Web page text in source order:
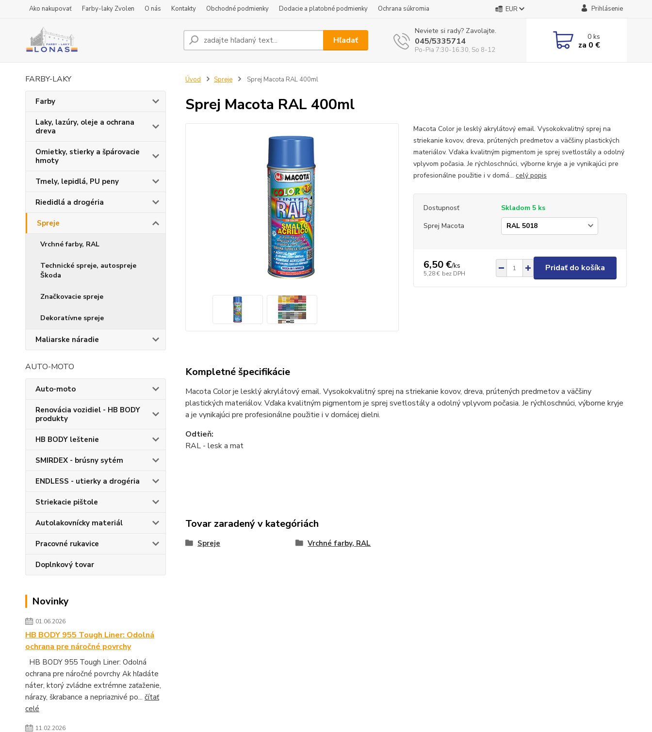
Ako nakupovať Farby-laky Zvolen O nás Kontakty Obchodné podmienky Dodacie a platobné podmienky Ochrana súkromia EUR Prihlásenie
Hľadať
Neviete si rady? Zavolajte.
045/5335714
Po-Pia 7:30-16.30, So 8-12
0ks
za 0 €
FARBY-LAKY
Farby
Laky, lazúry, oleje a ochrana
dreva
Omietky, stierky a špárovacie
hmoty
Tmely, lepidlá, PU peny
Riedidlá a drogéria
Spreje
Vrchné farby, RAL
Technické spreje, autospreje
Škoda
Značkovacie spreje
Dekoratívne spreje
Maliarske náradie
AUTO-MOTO
Auto-moto
Renovácia vozidiel - HB BODY
produkty
HB BODY leštenie
SMIRDEX - brúsny sytém
ENDLESS - utierky a drogéria
Striekacie pištole
Autolakovnícky materiál
Pracovné rukavice
Doplnkový tovar
Novinky
01.06.2026
HB BODY 955 Tough Liner: Odolná
ochrana pre náročné povrchy
HB BODY 955 Tough Liner: Odolná
ochrana pre náročné povrchy Ak hľadáte
náter, ktorý zvládne extrémne zaťaženie,
nárazy, škrabance a nepriaznivé po... čítať
celé
11.02.2026
Úvod Spreje Sprej Macota RAL 400ml
Sprej Macota RAL 400ml
Macota Color je lesklý akrylátový email. Vysokokvalitný sprej na
striekanie kovov, dreva, prútených predmetov a väčšiny plastických
materiálov. Vďaka kvalitným pigmentom je sprej svetlostály a odolný
vplyvom počasia. Je rýchloschnúci, výborne kryje a je vynikajúci pre
profesionálne použitie i v domá... celý popis
Dostupnosť
Skladom 5 ks
Sprej Macota
6,50 €/ks
5,28 € bez DPH
Pridať do košíka
Kompletné špecifikácie
Macota Color je lesklý akrylátový email. Vysokokvalitný sprej na striekanie kovov, dreva, prútených predmetov a väčšiny
plastických materiálov. Vďaka kvalitným pigmentom je sprej svetlostály a odolný vplyvom počasia. Je rýchloschnúci, výborne kryje
a je vynikajúci pre profesionálne použitie i v domácej dielni.
Odtieň:
RAL - lesk a mat
Tovar zaradený v kategóriách
Spreje Vrchné farby, RAL